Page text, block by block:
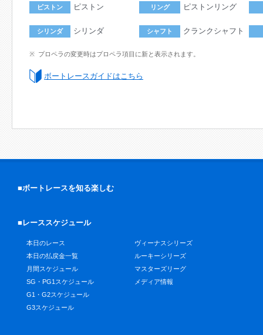
ピストン ピストン リング ピストンリング
シリンダ シリンダ シャフト クランクシャフト
プロペラの変更時はプロペラ項目に新と表示されます。
ボートレースガイドはこちら
■ボートレースを知る楽しむ
■レーススケジュール
本日のレース
本日の払戻金一覧
月間スケジュール
SG・PG1スケジュール
G1・G2スケジュール
G3スケジュール
ヴィーナスシリーズ
ルーキーシリーズ
マスターズリーグ
メディア情報